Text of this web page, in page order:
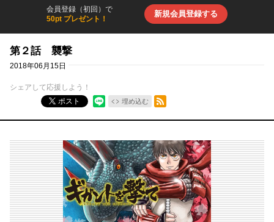
会員登録（初回）で
50pt プレゼント！
新規会員登録する
第２話 襲撃
2018年06月15日
シェアして応援しよう！
ポスト
埋め込む
RSSフィード